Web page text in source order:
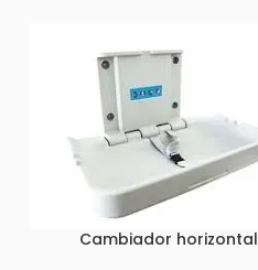
Cambiador horizontal